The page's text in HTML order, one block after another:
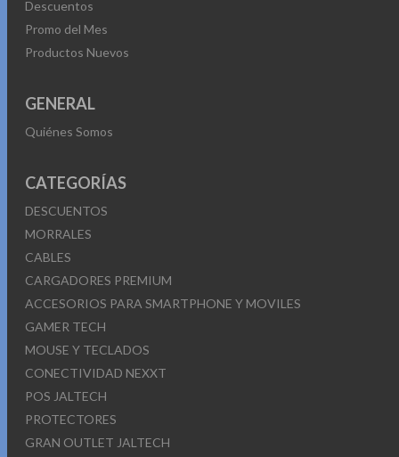
Descuentos
Promo del Mes
Productos Nuevos
GENERAL
Quiénes Somos
CATEGORÍAS
DESCUENTOS
MORRALES
CABLES
CARGADORES PREMIUM
ACCESORIOS PARA SMARTPHONE Y MOVILES
GAMER TECH
MOUSE Y TECLADOS
CONECTIVIDAD NEXXT
POS JALTECH
PROTECTORES
GRAN OUTLET JALTECH